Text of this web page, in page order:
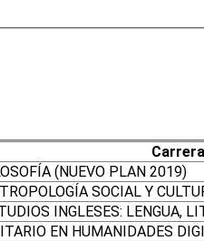
Carrera
(NUEVO PLAN 2019)
SOCIAL Y
INGLESES: LENGUA,
EN HUMANIDADES